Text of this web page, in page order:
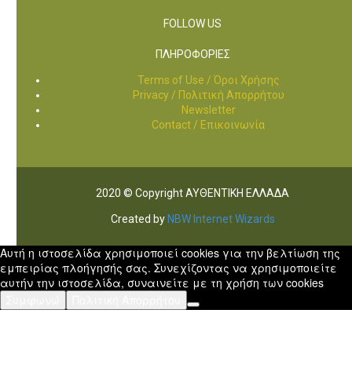
FOLLOW US
ΠΛΗΡΟΦΟΡΙΕΣ
Terms of Use / Όροι Χρήσης
Privacy / Πολιτική Απορρήτου
Newsletter
Contact / Επικοινωνία
2020 © Copyright ΑΥΘΕΝΤΙΚΗ ΕΛΛΑΔΑ
Created by NBW Internet Wizards
Αυτή η ιστοσελίδα χρησιμοποιεί cookies για την βελτίωση της
εμπειρίας πλοήγησής σας. Συνεχίζοντας να χρησιμοποιείτε
αυτήν την ιστοσελίδα, συναινείτε με τη χρήση των cookies